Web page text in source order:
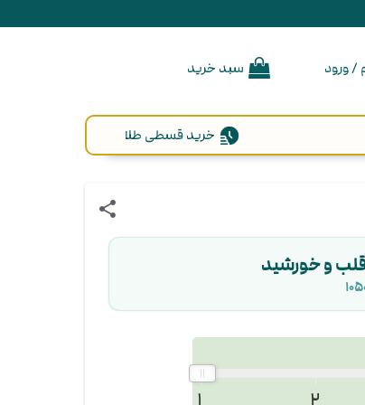
/ ورود سبد خرید
خرید قسطی طلا
share
قلب و خورشید
۱ ۲